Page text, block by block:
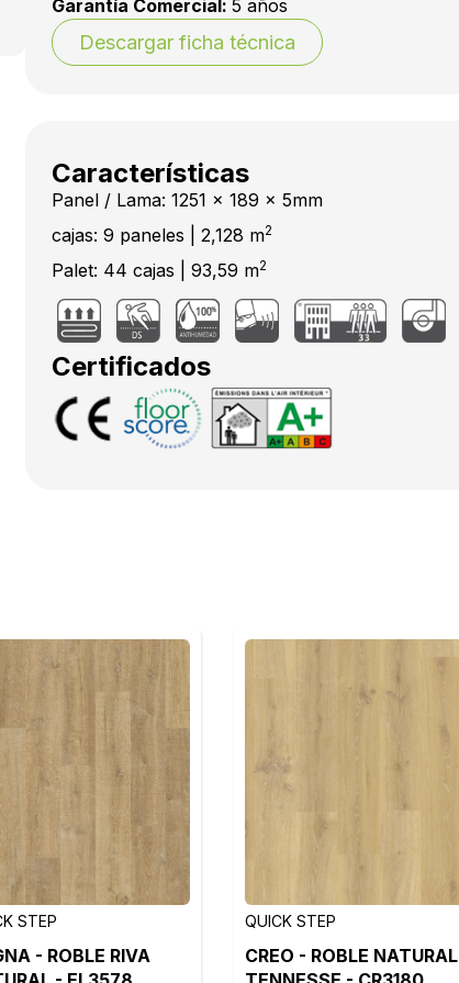
Garantía Comercial: 5 años
Descargar ficha técnica
Características
Panel / Lama: 1251 x 189 x 5mm
cajas: 9 paneles | 2,128 m2
Palet: 44 cajas | 93,59 m2
Certificados
STEP
- ROBLE RIVA
QUICK STEP
CREO - ROBLE NATURAL